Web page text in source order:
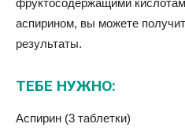
фруктосодержащими
аспирином, вы можете
результаты.
ТЕБЕ НУЖНО:
Аспирин (3 таблетки)